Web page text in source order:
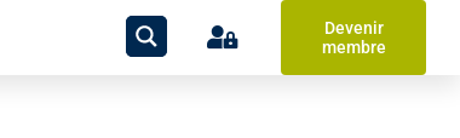
Devenir
membre